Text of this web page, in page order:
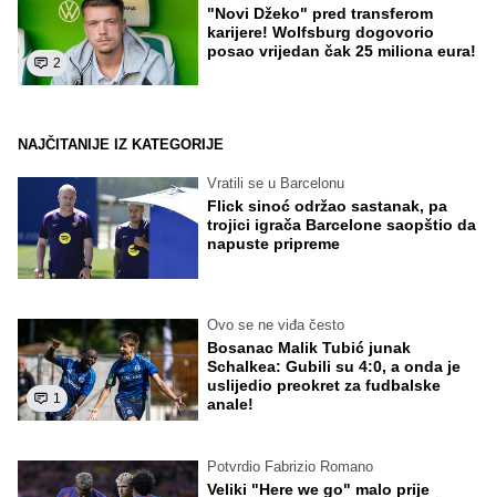
2
"Novi Džeko" pred transferom
karijere! Wolfsburg dogovorio
posao vrijedan čak 25 miliona eura!
NAJČITANIJE IZ KATEGORIJE
Vratili se u Barcelonu
Flick sinoć održao sastanak, pa
trojici igrača Barcelone saopštio da
napuste pripreme
1
Ovo se ne viđa često
Bosanac Malik Tubić junak
Schalkea: Gubili su 4:0, a onda je
uslijedio preokret za fudbalske
anale!
Potvrdio Fabrizio Romano
Veliki "Here we go" malo prije